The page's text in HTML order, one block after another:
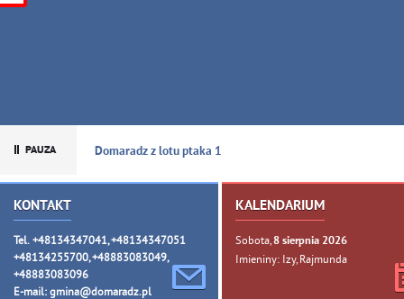
Domaradz z lotu ptaka 1
KONTAKT
Tel. +48134347041, +48134347051
+48134255700, +48883083049,
+48883083096
E-mail: gmina@domaradz.pl
KALENDARIUM
Sobota, 8sierpnia 2026
Imieniny: Izy, Rajmunda